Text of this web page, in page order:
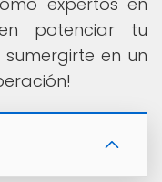
potenciar tu
en un